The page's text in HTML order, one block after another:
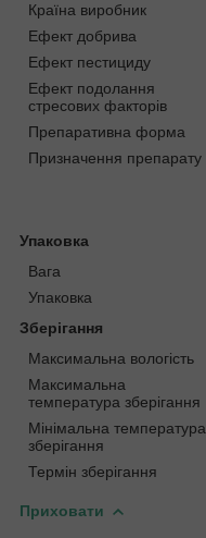
Країна виробник
Ефект добрива
Ефект пестициду
Ефект подолання
стресових факторів
Препаративна форма
Призначення препарату
Упаковка
Вага
Упаковка
Зберігання
Максимальна вологість
Максимальна
температура зберігання
Мінімальна температура
зберігання
Термін зберігання
Приховати